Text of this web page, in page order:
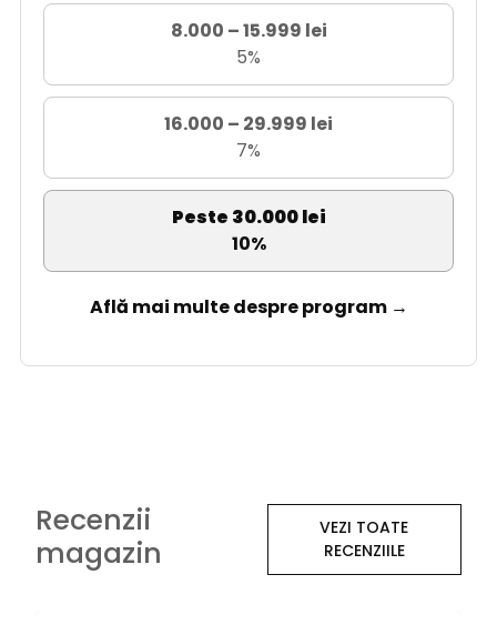
8.000 – 15.999 lei
5%
16.000 – 29.999 lei
7%
Peste 30.000 lei
10%
Află mai multe despre program →
Recenzii
magazin
VEZI TOATE
RECENZIILE